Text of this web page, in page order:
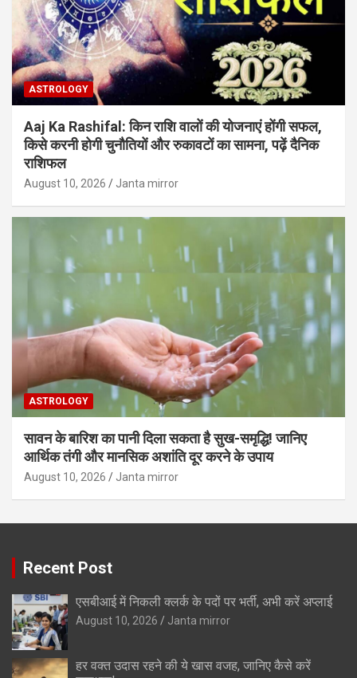
ASTROLOGY
Aaj Ka Rashifal: किन राशि वालों की योजनाएं होंगी सफल,
किसे करनी होगी चुनौतियों और रुकावटों का सामना, पढ़ें दैनिक
राशिफल
August 10, 2026 Janta mirror
ASTROLOGY
सावन के बारिश का पानी दिला सकता है सुख-समृद्धि! जानिए
आर्थिक तंगी और मानसिक अशांति दूर करने के उपाय
August 10, 2026 Janta mirror
Recent Post
एसबीआई में निकली क्लर्क के पदों पर भर्ती, अभी करें अप्‍लाई
August 10, 2026 Janta mirror
हर वक्त उदास रहने की ये खास वजह, जानिए कैसे करें